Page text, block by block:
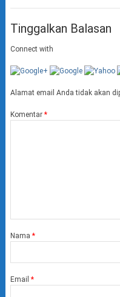
Tinggalkan Balasan
Connect with
Alamat email Anda tidak akan
Komentar *
Nama *
Email *